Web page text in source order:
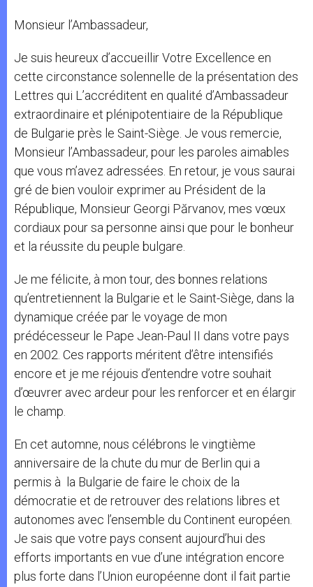
Monsieur l’Ambassadeur,
Je suis heureux d’accueillir Votre Excellence en
cette circonstance solennelle de la présentation des
Lettres qui L’accréditent en qualité d’Ambassadeur
extraordinaire et plénipotentiaire de la République
de Bulgarie près le Saint-Siège. Je vous remercie,
Monsieur l’Ambassadeur, pour les paroles aimables
que vous m’avez adressées. En retour, je vous saurai
gré de bien vouloir exprimer au Président de la
République, Monsieur Georgi Părvanov, mes vœux
cordiaux pour sa personne ainsi que pour le bonheur
et la réussite du peuple bulgare.
Je me félicite, à mon tour, des bonnes relations
qu’entretiennent la Bulgarie et le Saint-Siège, dans la
dynamique créée par le voyage de mon
prédécesseur le Pape Jean-Paul II dans votre pays
en 2002. Ces rapports méritent d’être intensifiés
encore et je me réjouis d’entendre votre souhait
d’œuvrer avec ardeur pour les renforcer et en élargir
le champ.
En cet automne, nous célébrons le vingtième
anniversaire de la chute du mur de Berlin qui a
permis à la Bulgarie de faire le choix de la
démocratie et de retrouver des relations libres et
autonomes avec l’ensemble du Continent européen.
Je sais que votre pays consent aujourd’hui des
efforts importants en vue d’une intégration encore
plus forte dans l’Union européenne dont il fait partie